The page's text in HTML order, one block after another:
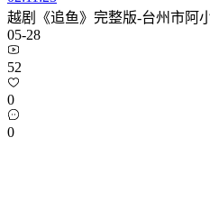
越剧《追鱼》完整版-台州市阿
05-28
52
0
0